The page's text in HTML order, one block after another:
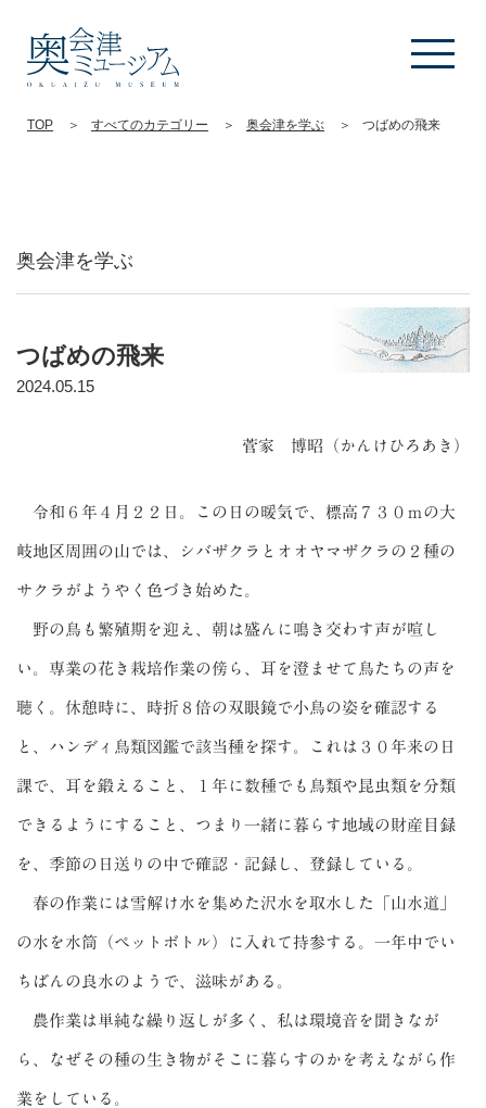
TOP すべてのカテゴリー 奥会津を学ぶ つばめの飛来
奥会津を学ぶ
つばめの飛来
2024.05.15
菅家 博昭（かんけひろあき）
令和６年４月２２日。この日の暖気で、標高７３０ｍの大
岐地区周囲の山では、シバザクラとオオヤマザクラの２種の
サクラがようやく色づき始めた。
野の鳥も繁殖期を迎え、朝は盛んに鳴き交わす声が喧し
い。専業の花き栽培作業の傍ら、耳を澄ませて鳥たちの声を
聴く。休憩時に、時折８倍の双眼鏡で小鳥の姿を確認する
と、ハンディ鳥類図鑑で該当種を探す。これは３０年来の日
課で、耳を鍛えること、１年に数種でも鳥類や昆虫類を分類
できるようにすること、つまり一緒に暮らす地域の財産目録
を、季節の日送りの中で確認・記録し、登録している。
春の作業には雪解け水を集めた沢水を取水した「山水道」
の水を水筒（ペットボトル）に入れて持参する。一年中でい
ちばんの良水のようで、滋味がある。
農作業は単純な繰り返しが多く、私は環境音を聞きなが
ら、なぜその種の生き物がそこに暮らすのかを考えながら作
業をしている。